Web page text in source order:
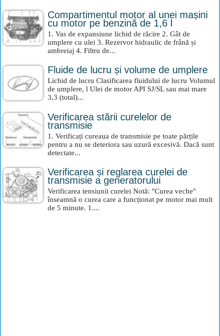
Compartimentul motor al unei mașini
cu motor pe benzină de 1,6 l
1. Vas de expansiune lichid de răcire 2. Gât de
umplere cu ulei 3. Rezervor hidraulic de frână și
ambreiaj 4. Filtru de...
Fluide de lucru și volume de umplere
Lichid de lucru Clasificarea fluidului de lucru Volumul
de umplere, l Ulei de motor API SJ/SL sau mai mare
3,3 (total)...
Verificarea stării curelelor de
transmisie
1. Verificați cureaua de transmisie pe toate părțile
pentru a nu se deteriora sau uzură excesivă. Dacă sunt
detectate...
Verificarea și reglarea curelei de
transmisie a generatorului
Verificarea tensiunii curelei Notă: "Curea veche"
înseamnă o curea care a funcționat pe motor mai mult
de 5 minute. 1....